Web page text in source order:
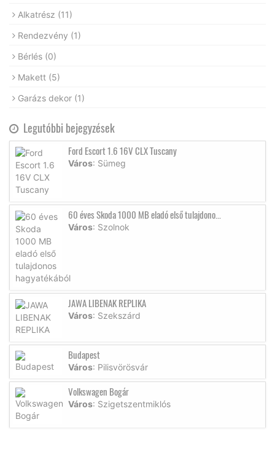
Alkatrész (11)
Rendezvény (1)
Bérlés (0)
Makett (5)
Garázs dekor (1)
Legutóbbi bejegyzések
Ford Escort 1.6 16V CLX Tuscany
Város: Sümeg
60 éves Skoda 1000 MB eladó első tulajdono...
Város: Szolnok
JAWA LIBENAK REPLIKA
Város: Szekszárd
Budapest
Város: Pilisvörösvár
Volkswagen Bogár
Város: Szigetszentmiklós